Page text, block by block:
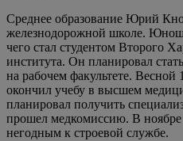
Среднее образование Юрий
железнодорожной школе.
чего стал студентом Второго
института. Он планировал
на рабочем факультете. Весной
окончил учебу в высшем
планировал получить
прошел медкомиссию. В
негодным к строевой службе.